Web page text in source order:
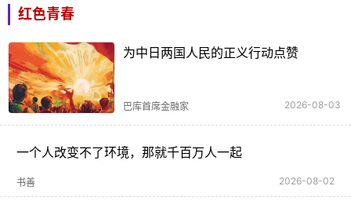
红色青春
为中日两国人民的正义行动点赞
巴库首席金融家 2026-08-03
一个人改变不了环境，那就千百万人一起
书善 2026-08-02